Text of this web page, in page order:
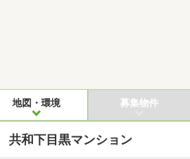
地図・環境 募集物件
共和下目黒マンション